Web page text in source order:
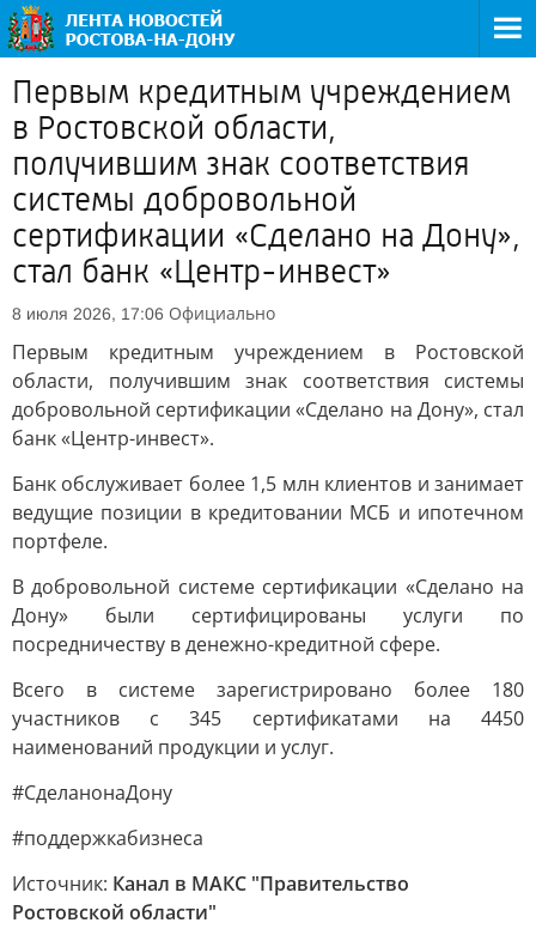
Первым кредитным учреждением
в Ростовской области,
получившим знак соответствия
системы добровольной
сертификации «Сделано на Дону»,
стал банк «Центр-инвест»
8 июля 2026, 17:06 Официально
Первым кредитным учреждением в Ростовской
области, получившим знак соответствия системы
добровольной сертификации «Сделано на Дону», стал
банк «Центр-инвест».
Банк обслуживает более 1,5 млн клиентов и занимает
ведущие позиции в кредитовании МСБ и ипотечном
портфеле.
В добровольной системе сертификации «Сделано на
Дону» были сертифицированы услуги по
посредничеству в денежно-кредитной сфере.
Всего в системе зарегистрировано более 180
участников с 345 сертификатами на 4450
наименований продукции и услуг.
#СделанонаДону
#поддержкабизнеса
Источник: Канал в МАКС "Правительство
Ростовской области"